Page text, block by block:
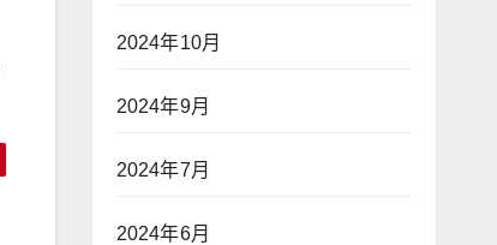
2024年10月
2024年9月
2024年7月
2024年6月